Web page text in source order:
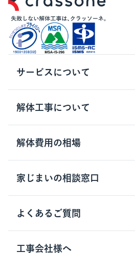
サービスについて
サービスの流れ
サービスのメリット
クラッソーネの自治体連携
お客さまの声
解体工事について
解体工事の基礎知識
解体工事に関わる法律
用語集
解体費用の相場
木造住宅の相場
鉄骨造住宅の相場
RC造住宅の相場
家じまいの相談窓口
家じまいの相談窓口
よくあるご質問
クラッソーネの利用方法
工事会社様へ